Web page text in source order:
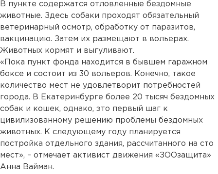
В пункте содержатся отловленные бездомные
животные. Здесь собаки проходят обязательный
ветеринарный осмотр, обработку от паразитов,
вакцинацию. Затем их размещают в вольерах.
Животных кормят и выгуливают.
«Пока пункт фонда находится в бывшем гаражном
боксе и состоит из 30 вольеров. Конечно, такое
количество мест не удовлетворит потребностей
города. В Екатеринбурге более 20 тысяч бездомных
собак и кошек, однако, это первый шаг к
цивилизованному решению проблемы бездомных
животных. К следующему году планируется
постройка отдельного здания, рассчитанного на сто
мест», – отмечает активист движения «ЗООзащита»
Анна Вайман.